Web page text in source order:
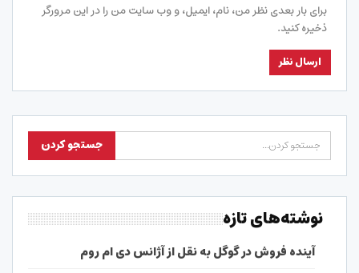
برای بار بعدی نظر من، نام، ایمیل، و وب سایت من را در این مرورگر
ذخیره کنید.
نوشته‌های تازه
آینده فروش در گوگل به نقل از آژانس دی ام روم